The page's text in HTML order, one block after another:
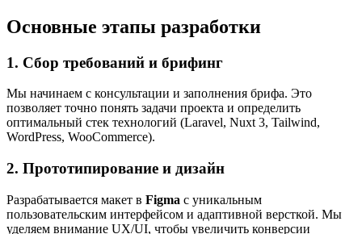
Основные этапы разработки
1. Сбор требований и брифинг
Мы начинаем с консультации и заполнения брифа. Это
позволяет точно понять задачи проекта и определить
оптимальный стек технологий (Laravel, Nuxt 3, Tailwind,
WordPress, WooCommerce).
2. Прототипирование и дизайн
Разрабатывается макет в Figma с уникальным
пользовательским интерфейсом и адаптивной версткой. Мы
уделяем внимание UX/UI, чтобы увеличить конверсии